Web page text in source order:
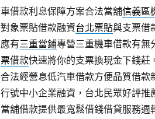
車借款利息保障方案合法當舖信義區
對象票貼借款融資台北票貼與支票借
應有三重當鋪專營三重機車借款有無
票借款快速將你的支票換現金下錢莊
合法經營息低汽車借款方便品質借款
行號中小企業融資，台北民眾好評推
當舖借款提供最寬鬆借錢借貸服務週